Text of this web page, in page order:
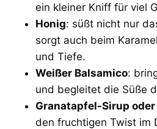
ein kleiner Kniff für viel
Honig: süßt nicht nur
sorgt auch beim
und Tiefe.
Weißer Balsamico:
und begleitet die Süße
Granatapfel-Sirup
den fruchtigen Twist im